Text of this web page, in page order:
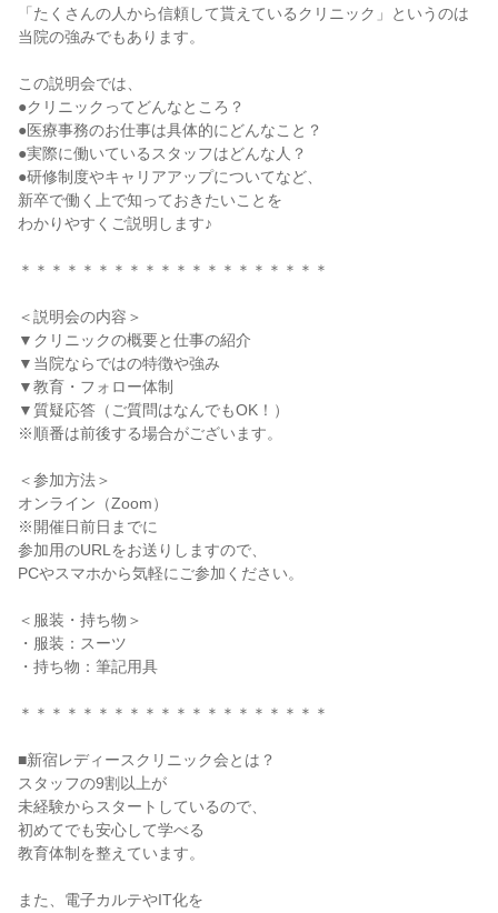
「たくさんの人から信頼して貰えているクリニック」というのは
当院の強みでもあります。
この説明会では、
●クリニックってどんなところ？
●医療事務のお仕事は具体的にどんなこと？
●実際に働いているスタッフはどんな人？
●研修制度やキャリアアップについてなど、
新卒で働く上で知っておきたいことを
わかりやすくご説明します♪
＊＊＊＊＊＊＊＊＊＊＊＊＊＊＊＊＊＊＊＊
＜説明会の内容＞
▼クリニックの概要と仕事の紹介
▼当院ならではの特徴や強み
▼教育・フォロー体制
▼質疑応答（ご質問はなんでもOK！）
※順番は前後する場合がございます。
＜参加方法＞
オンライン（Zoom）
※開催日前日までに
参加用のURLをお送りしますので、
PCやスマホから気軽にご参加ください。
＜服装・持ち物＞
・服装：スーツ
・持ち物：筆記用具
＊＊＊＊＊＊＊＊＊＊＊＊＊＊＊＊＊＊＊＊
■新宿レディースクリニック会とは？
スタッフの9割以上が
未経験からスタートしているので、
初めてでも安心して学べる
教育体制を整えています。
また、電子カルテやIT化を